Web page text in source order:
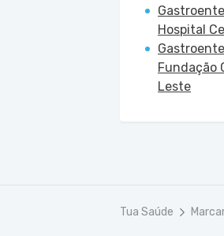
Hospital
Fundação
Leste
Tua Saúde